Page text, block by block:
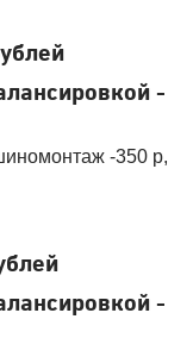
-
-350 р,
-